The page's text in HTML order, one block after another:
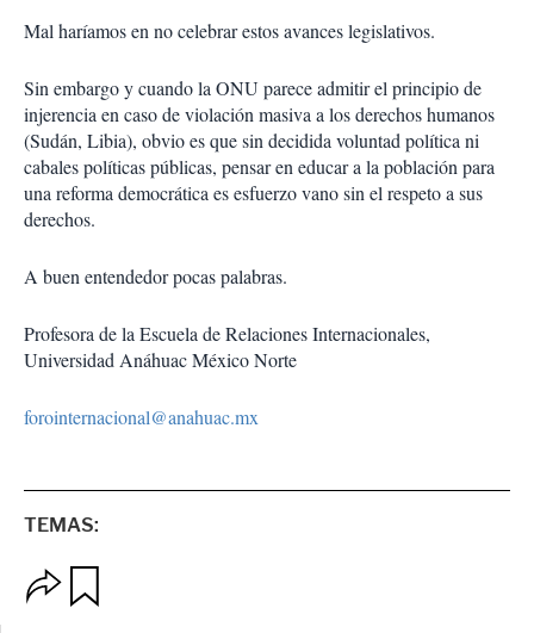
Mal haríamos en no celebrar estos avances legislativos.
Sin embargo y cuando la ONU parece admitir el principio de
injerencia en caso de violación masiva a los derechos humanos
(Sudán, Libia), obvio es que sin decidida voluntad política ni
cabales políticas públicas, pensar en educar a la población para
una reforma democrática es esfuerzo vano sin el respeto a sus
derechos.
A buen entendedor pocas palabras.
Profesora de la Escuela de Relaciones Internacionales,
Universidad Anáhuac México Norte
forointernacional@anahuac.mx
TEMAS:
p